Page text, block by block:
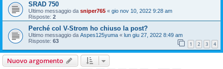
SRAD 750
Ultimo messaggio da sniper765 « gio nov 10, 2022 9:28 am
Risposte: 2
Perché col V-Strom ho chiuso la post?
Ultimo messaggio da Aspes125yuma « lun giu 27, 2022 8:49 am
Risposte: 63 1 2 3 4
Nuovo argomento